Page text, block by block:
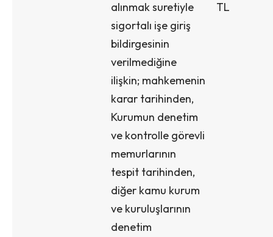
alınmak suretiyle
sigortalı işe giriş
bildirgesinin
verilmediğine
ilişkin; mahkemenin
karar tarihinden,
Kurumun denetim
ve kontrolle görevli
memurlarının
tespit tarihinden,
diğer kamu kurum
ve kuruluşlarının
denetim
TL